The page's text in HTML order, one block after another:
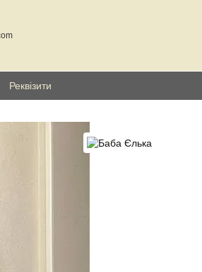
Реквізити